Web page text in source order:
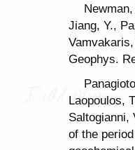
Jiang, Y.,
Geophys.
Laopoulos,
Saltogianni,
of the